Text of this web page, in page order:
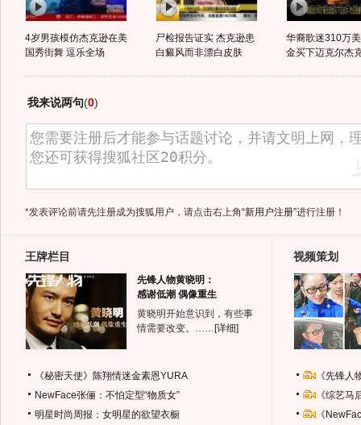
4岁男孩模仿杰克逊在美
国秀街舞 逗乐全场
尸检报告证实 杰克逊患
白癜风而非漂白皮肤
华裔歌迷310万
金买下迈克尔杰
我来说两句(0)
*发表评论前请先注册成为搜狐用户，请点击右上角“新用户注册”进行注册！
王牌栏目
先锋人物黄晓明：
感谢低潮 偶像重生
黄晓明开始意识到，有些事
情需要改变。…… [详细]
《秘密天使》陈翔情迷金素恩YURA
NewFace张俪：不怕定型“物质女”
明星时尚周报：女明星的欲望衣橱
视频策划
《先锋
《综艺
《